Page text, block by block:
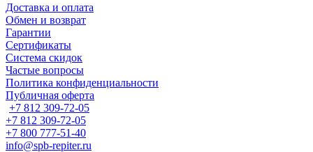
Доставка и оплата
Обмен и возврат
Гарантии
Сертификаты
Система скидок
Частые вопросы
Политика конфиденциальности
Публичная оферта
+7 812 309-72-05
+7 812 309-72-05
+7 800 777-51-40
info@spb-repiter.ru